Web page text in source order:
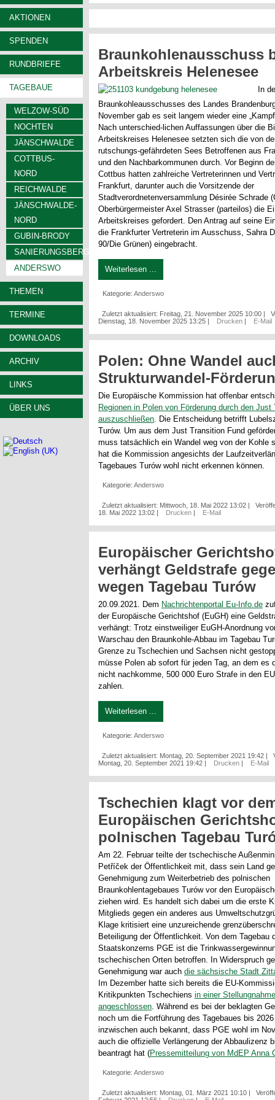
AKTIONEN
SPENDEN
RUNDBRIEFE
TAGEBAUE
WELZOW-SÜD
NOCHTEN
JÄNSCHWALDE
COTTBUS-
NORD
REICHWALDE
JÄNSCHWALDE-
NORD
GUBIN-BRODY
SANIERUNGSBERGBAU
ANDERSWO
THEMEN
TERMINE
DOWNLOADS
ARCHIV
LINKS
ÜBER UNS
Braunkohlenausschuss
Arbeitskreis Helenesee
In
Braunkohleausschusses des Landes
November gab es seit langem wieder eine
Nach unterschied-lichen Auffassungen über die
Arbeitskreises Helenesee setzten sich die von
rutschungs-gefährdeten Sees Betroffenen aus
und den Nachbarkommunen durch. Vor Beginn
Cottbus hatten zahlreiche Vertreterinnen und
Frankfurt, darunter auch die Vorsitzende der
Stadtverordnetenversammlung Désirée Schrade
Oberbürgermeister Axel Strasser (parteilos) die
Arbeitskreises gefordert. Den Antrag auf seine
die Frankfurter Vertreterin im Ausschuss, Sahra
90/Die Grünen) eingebracht.
Weiterlesen ...
Kategorie: Anderswo
Zuletzt aktualisiert: Freitag, 21. November 2025 10:00 |
Dienstag, 18. November 2025 13:25 | Drucken | E-Mail
Polen: Ohne Wandel
Strukturwandel-
Die Europäische Kommission hat offenbar
Regionen in Polen von Förderung durch den Just
auszuschließen. Die Entscheidung betrifft
Turów. Um aus dem Just Transition Fund
muss tatsächlich ein Wandel weg von der Kohle
hat die Kommission angesichts der
Tagebaues Turów wohl nicht erkennen können.
Kategorie: Anderswo
Zuletzt aktualisiert: Mittwoch, 18. Mai 2022 13:02 |
18. Mai 2022 13:02 | Drucken | E-Mail
Europäischer
verhängt Geldstrafe
wegen Tagebau Turów
20.09.2021. Dem Nachrichtenportal Eu-Info.de
der Europäische Gerichtshof (EuGH) eine
verhängt: Trotz einstweiliger EuGH-Anordnung
Warschau den Braunkohle-Abbau im Tagebau
Grenze zu Tschechien und Sachsen nicht
müsse Polen ab sofort für jeden Tag, an dem es
nicht nachkomme, 500 000 Euro Strafe in den
zahlen.
Weiterlesen ...
Kategorie: Anderswo
Zuletzt aktualisiert: Montag, 20. September 2021 19:42 |
Montag, 20. September 2021 19:42 | Drucken | E-Mail
Tschechien klagt vor
Europäischen
polnischen Tagebau
Am 22. Februar teilte der tschechische
Petříček der Öffentlichkeit mit, dass sein Land
Genehmigung zum Weiterbetrieb des polnischen
Braunkohlentagebaues Turów vor den
ziehen wird. Es handelt sich dabei um die erste
Mitglieds gegen ein anderes aus
Klage kritisiert eine unzureichende
Beteiligung der Öffentlichkeit. Von dem Tagebau
Staatskonzerns PGE ist die
tschechischen Orten betroffen. In Widerspruch
Genehmigung war auch die sächsische Stadt
Im Dezember hatte sich bereits die EU-
Kritikpunkten Tschechiens in einer Stellungnahme
angeschlossen. Während es bei der beklagten
noch um die Fortführung des Tagebaues bis
inzwischen auch bekannt, dass PGE wohl im
auch die offizielle Verlängerung der Abbaulizenz
beantragt hat (Pressemitteilung von MdEP Anna
Kategorie: Anderswo
Zuletzt aktualisiert: Montag, 01. März 2021 10:10 |